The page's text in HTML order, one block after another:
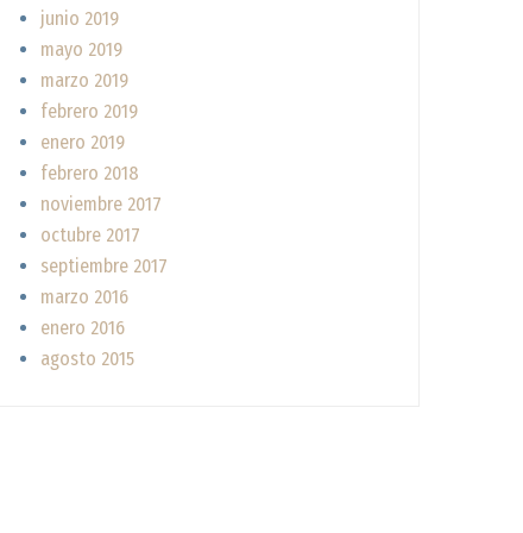
junio 2019
mayo 2019
marzo 2019
febrero 2019
enero 2019
febrero 2018
noviembre 2017
octubre 2017
septiembre 2017
marzo 2016
enero 2016
agosto 2015